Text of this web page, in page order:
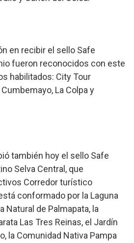
en recibir el sello Safe
fueron reconocidos con este
habilitados: City Tour
La Colpa y
también hoy el sello Safe
Selva Central, que
Corredor turístico
conformado por la Laguna
Natural de Palmapata, la
Las Tres Reinas, el Jardín
la Comunidad Nativa Pampa